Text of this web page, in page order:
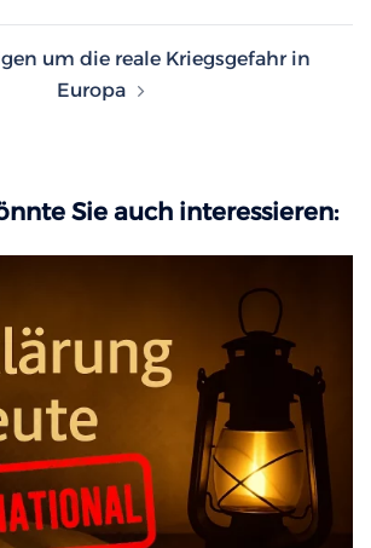
um die reale Kriegsgefahr in
Europa
Sie auch interessieren: